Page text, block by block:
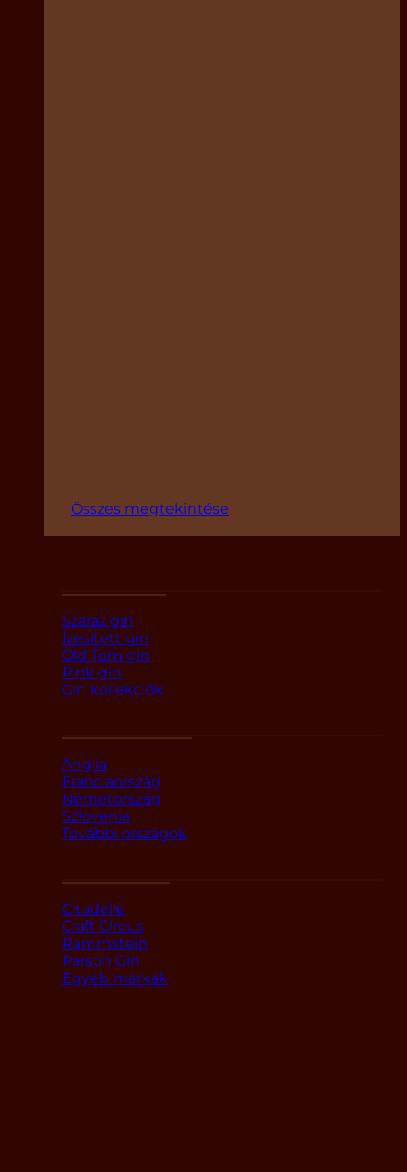
Összes megtekintése
Száraz gin
Ízesített gin
Old Tom gin
Pink gin
Gin kollekciók
Anglia
Franciaország
Németország
Szlovénia
További országok
Citadelle
Craft Circus
Rammstein
Parson Gin
Egyéb márkák